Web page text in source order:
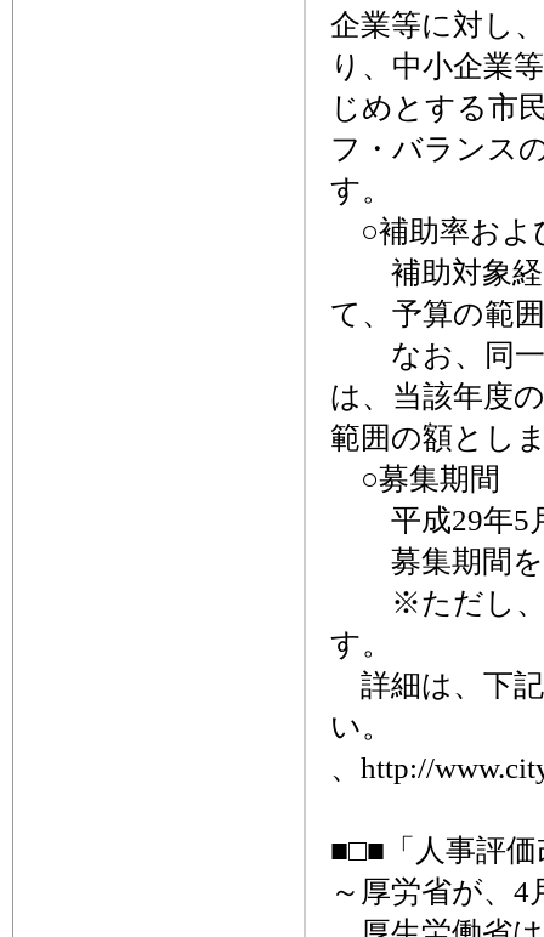
企業等に対し
り、中小企業
じめとする市
フ・バランス
す。
○補助率およ
補助対象経
て、予算の範
なお、同一
は、当該年度
範囲の額とし
○募集期間
平成29年5月
募集期間を
※ただし、予
す。
詳細は、下
い。
、http://
■□■「人事評
～厚労省が、4